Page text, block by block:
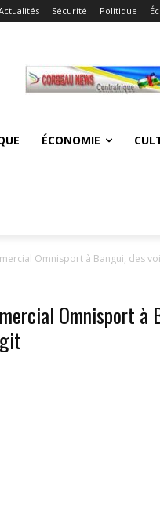
Sécurité Politique
ÉCONOMIE
Omnisport à Bangui, des
Omnisport à